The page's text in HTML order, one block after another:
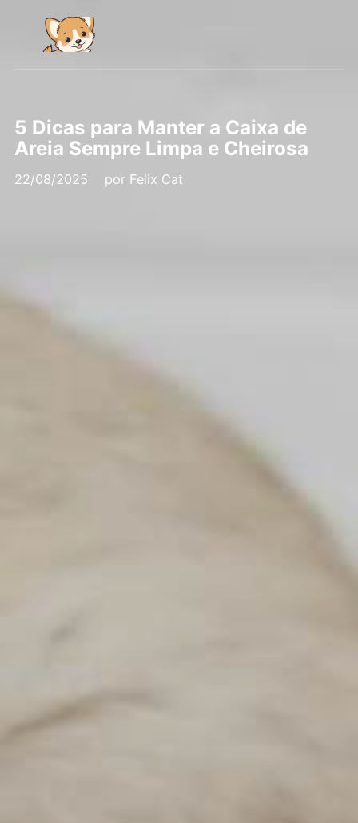
5 Dicas para Manter a Caixa de
Areia Sempre Limpa e Cheirosa
22/08/2025 por Felix Cat